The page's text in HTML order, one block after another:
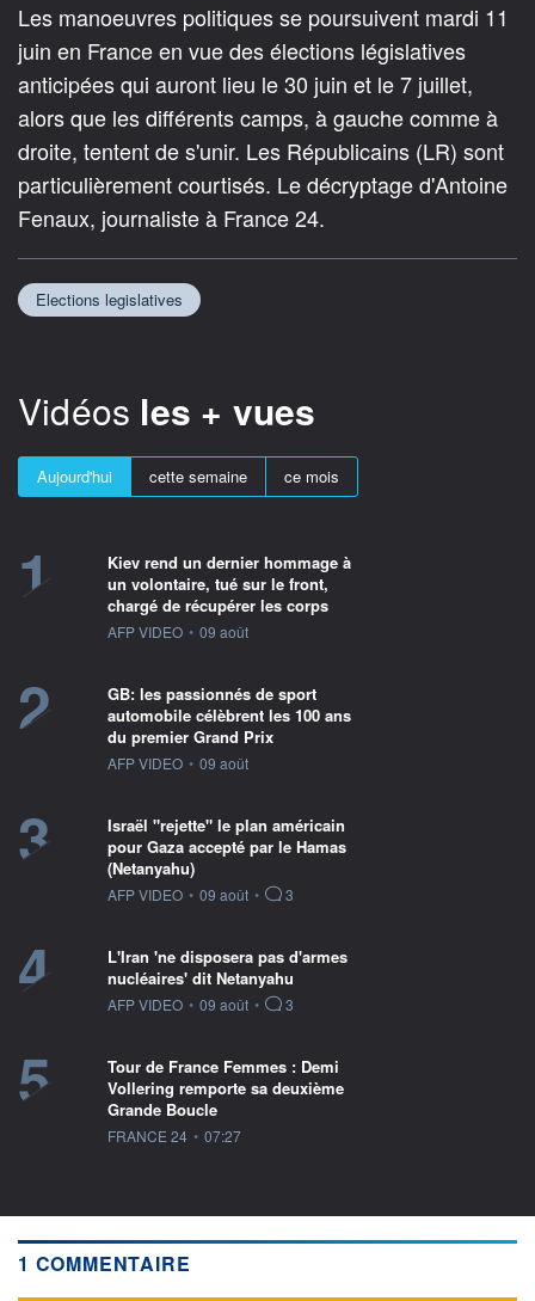
Les manoeuvres politiques se poursuivent mardi 11
juin en France en vue des élections législatives
anticipées qui auront lieu le 30 juin et le 7 juillet,
alors que les différents camps, à gauche comme à
droite, tentent de s'unir. Les Républicains (LR) sont
particulièrement courtisés. Le décryptage d'Antoine
Fenaux, journaliste à France 24.
Elections legislatives
Vidéos les + vues
Aujourd'hui cette semaine ce mois
1
Kiev rend un dernier hommage à
un volontaire, tué sur le front,
chargé de récupérer les corps
information fournie par
AFP VIDEO • 09 août
2
GB: les passionnés de sport
automobile célèbrent les 100 ans
du premier Grand Prix
information fournie par
AFP VIDEO • 09 août
3
Israël "rejette" le plan américain
pour Gaza accepté par le Hamas
(Netanyahu)
information fournie par
AFP VIDEO • 09 août • 3
4
L'Iran 'ne disposera pas d'armes
nucléaires' dit Netanyahu
information fournie par
AFP VIDEO • 09 août • 3
5
Tour de France Femmes : Demi
Vollering remporte sa deuxième
Grande Boucle
information fournie par
FRANCE 24 • 07:27
1 COMMENTAIRE